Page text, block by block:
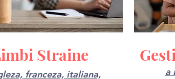
Straine
franceza, italiana,
a